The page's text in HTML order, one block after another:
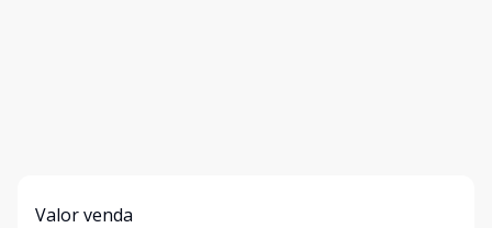
Valor venda